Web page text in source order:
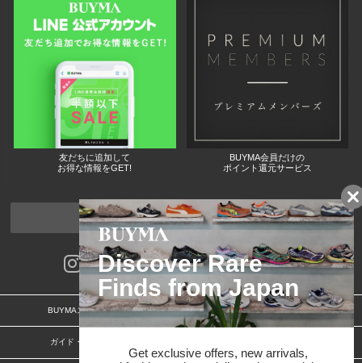
友だちに追加して
お得な情報をGET!
BUYMA会員だけの
ポイント還元サービス
ページトップへ
BUYMAスタートガイド 安心への取り組み
ガイド・お問い合わせ